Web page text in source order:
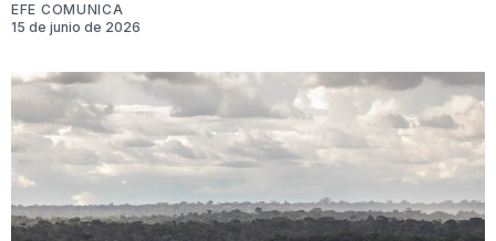
EFE COMUNICA
15 de junio de 2026